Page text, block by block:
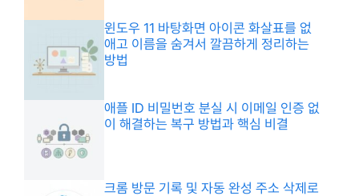
윈도우 11 바탕화면 아이콘 화살표를 없
애고 이름을 숨겨서 깔끔하게 정리하는
방법
애플 ID 비밀번호 분실 시 이메일 인증 없
이 해결하는 복구 방법과 핵심 비결
크롬 방문 기록 및 자동 완성 주소 삭제로